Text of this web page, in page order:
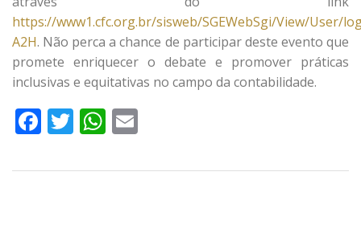
https://www1.cfc.org.br/sisweb/SGEWebSgi/View/User/
A2H. Não perca a chance de participar deste evento que
promete enriquecer o debate e promover práticas
inclusivas e equitativas no campo da contabilidade.
Facebook
TwitterWhatsApp